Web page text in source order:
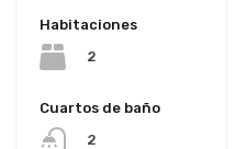
Habitaciones
2
Cuartos de baño
2